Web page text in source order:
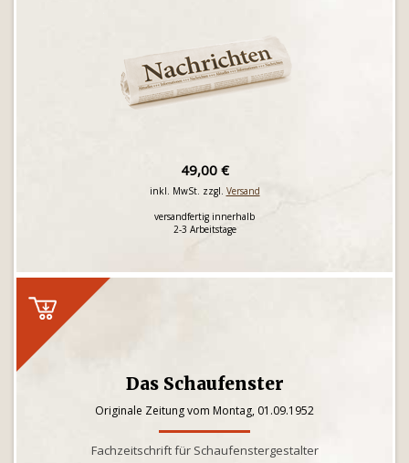
49,00 €
inkl. MwSt. zzgl. Versand
versandfertig innerhalb
2-3 Arbeitstage
Das Schaufenster
Originale Zeitung vom Montag, 01.09.1952
Fachzeitschrift für Schaufenstergestalter